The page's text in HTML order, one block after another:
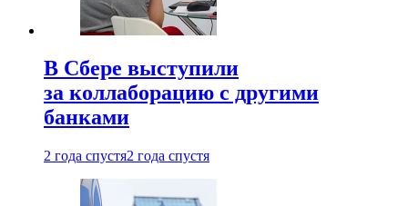
В Сбере выступили
за коллаборацию с другими
банками
2 года спустя2 года спустя